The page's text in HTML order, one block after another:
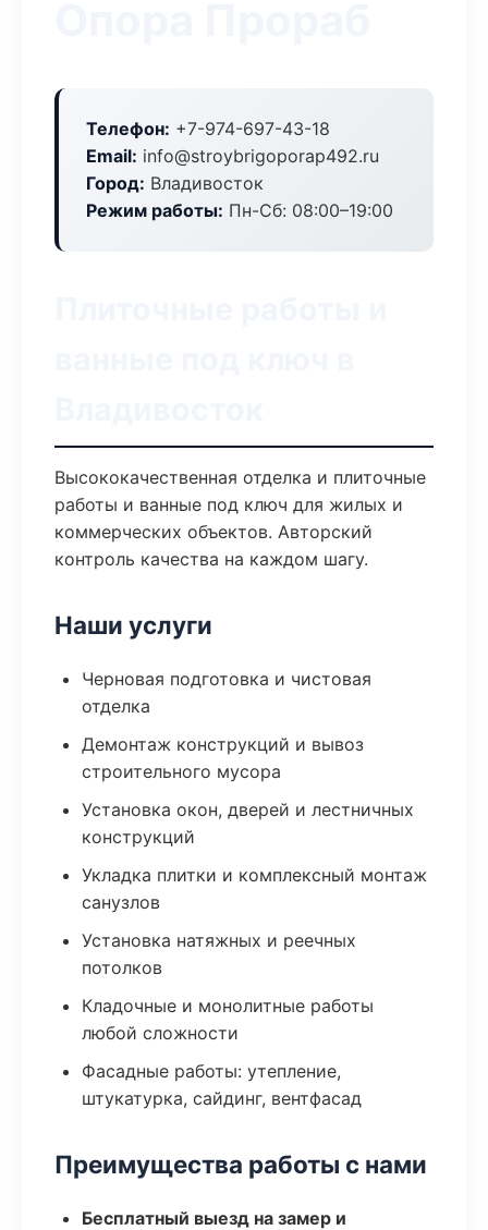
Телефон: +7-974-697-43-18
Email: info@stroybrigoporap492.ru
Город: Владивосток
Режим работы: Пн-Сб: 08:00–19:00
Высококачественная отделка и плиточные
работы и ванные под ключ для жилых и
коммерческих объектов. Авторский
контроль качества на каждом шагу.
Наши услуги
Черновая подготовка и чистовая
отделка
Демонтаж конструкций и вывоз
строительного мусора
Установка окон, дверей и лестничных
конструкций
Укладка плитки и комплексный монтаж
санузлов
Установка натяжных и реечных
потолков
Кладочные и монолитные работы
любой сложности
Фасадные работы: утепление,
штукатурка, сайдинг, вентфасад
Преимущества работы с нами
Бесплатный выезд на замер и